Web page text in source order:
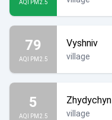
AQI PM2.5
79
AQI PM2.5
Vyshniv
village
5
AQI PM2.5
Zhydychyn
village